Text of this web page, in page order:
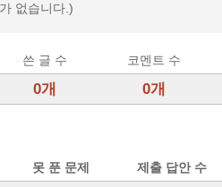
없습니다.)
쓴 글 수 코멘트 수
0개 0개
못 푼 문제 제출 답안 수